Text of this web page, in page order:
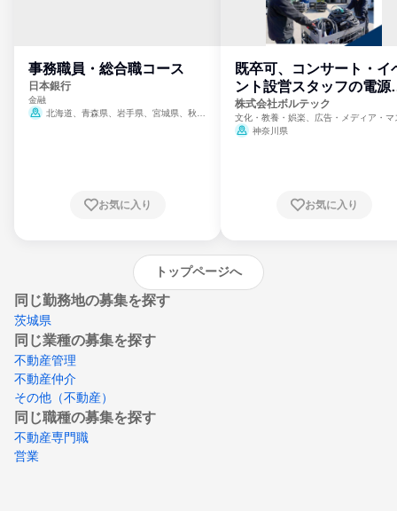
事務職員・総合職コース
日本銀行
金融
北海道、青森県、岩手県、宮城県、秋田
崎県、熊本県、大分県、宮崎県、鹿児島県、
お気に入り
既卒可、コンサート・イ
ント設営スタッフの電源
門
株式会社ボルテック
文化・教養・娯楽、広告・メディア・マ
ミ、電力・ガス・水道・エネルギー
神奈川県
お気に入り
トップページへ
同じ勤務地の募集を探す
茨城県
同じ業種の募集を探す
不動産管理
不動産仲介
その他（不動産）
同じ職種の募集を探す
不動産専門職
営業